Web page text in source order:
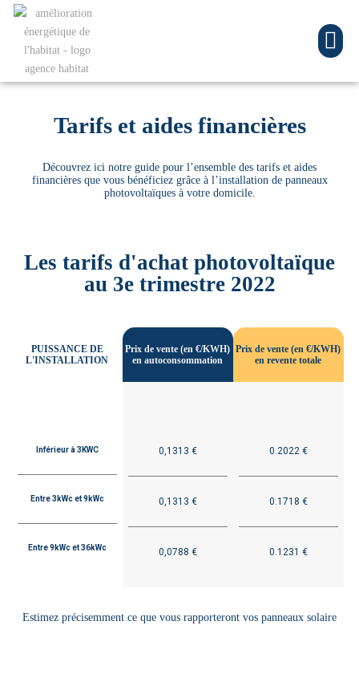
Tarifs et aides financières
Découvrez ici notre guide pour l’ensemble des tarifs et aides
financières que vous bénéficiez grâce à l’installation de panneaux
photovoltaïques à votre domicile.
Les tarifs d'achat photovoltaïque
au 3e trimestre 2022
PUISSANCE DE
L'INSTALLATION
Inférieur à 3KWC
Entre 3kWc et 9kWc
Entre 9kWc et 36kWc
Prix de vente (en €/KWH)
en autoconsommation
0,1313 €
0,1313 €
0,0788 €
Prix de vente (en €/KWH)
en revente totale
0.2022 €
0.1718 €
0.1231 €
Estimez précisemment ce que vous rapporteront vos panneaux solaire